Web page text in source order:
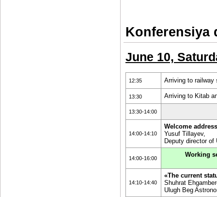
Konferensiya
June 10,
12:35 Arriving to railway
13:30 Arriving to Kitab
13:30-14:00
14:00-14:10
Welcome address
Yusuf Tillayev,
Deputy director
14:00-16:00 Working
14:10-14:40
«The current
Shuhrat
Ulugh Beg